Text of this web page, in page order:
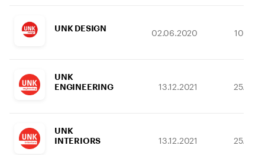
UNK DESIGN 02.06.2020
UNK
ENGINEERING
13.12.2021
UNK
INTERIORS
13.12.2021